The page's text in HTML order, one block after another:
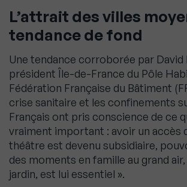
L’attrait des villes
tendance de fond
Une tendance corroborée par David
président Île-de-France du Pôle
Fédération Française du Bâtiment
crise sanitaire et les confinements
Français ont pris conscience de ce
vraiment important : avoir un accès
théâtre est devenu subsidiaire,
des moments en famille au grand
jardin, est lui essentiel ».